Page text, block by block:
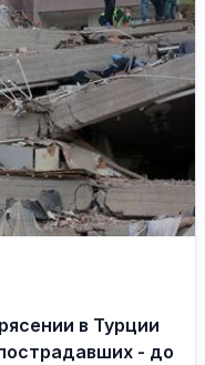
в Турции
- до